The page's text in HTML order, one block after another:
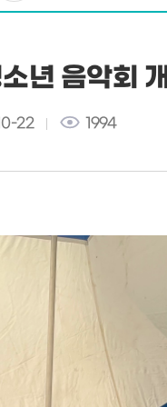
년 음악회
22 1994